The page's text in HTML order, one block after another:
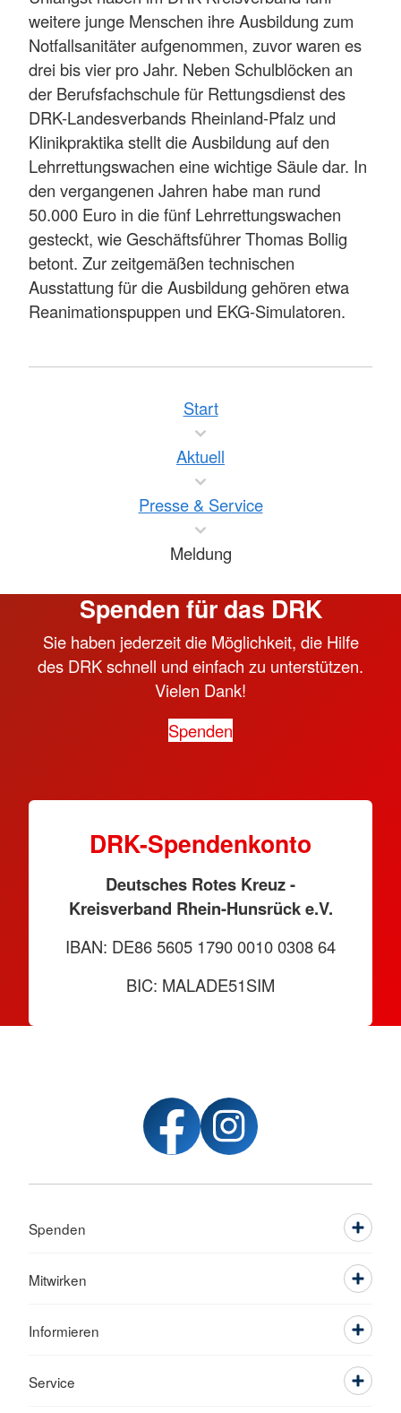
weitere junge Menschen ihre Ausbildung zum
Notfallsanitäter aufgenommen, zuvor waren es
drei bis vier pro Jahr. Neben Schulblöcken an
der Berufsfachschule für Rettungsdienst des
DRK-Landesverbands Rheinland-Pfalz und
Klinikpraktika stellt die Ausbildung auf den
Lehrrettungswachen eine wichtige Säule dar. In
den vergangenen Jahren habe man rund
50.000 Euro in die fünf Lehrrettungswachen
gesteckt, wie Geschäftsführer Thomas Bollig
betont. Zur zeitgemäßen technischen
Ausstattung für die Ausbildung gehören etwa
Reanimationspuppen und EKG-Simulatoren.
Start
Aktuell
Presse & Service
Meldung
Spenden für das DRK
Sie haben jederzeit die Möglichkeit, die Hilfe
des DRK schnell und einfach zu unterstützen.
Vielen Dank!
Spenden
DRK-Spendenkonto
Deutsches Rotes Kreuz -
Kreisverband Rhein-Hunsrück e.V.
IBAN: DE86 5605 1790 0010 0308 64
BIC: MALADE51SIM
Spenden
Mitwirken
Informieren
Service